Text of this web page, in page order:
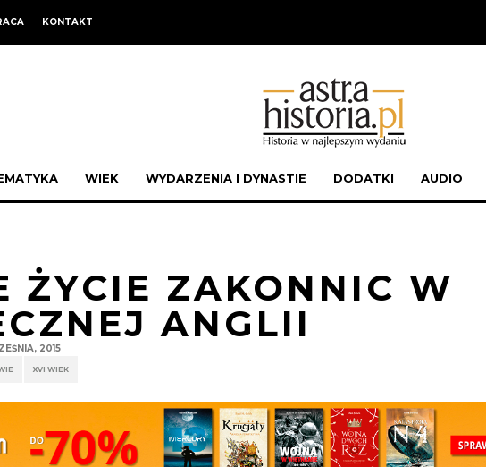
KONTAKT
WIEK WYDARZENIA I DYNASTIE DODATKI AUDIO
ŻYCIE ZAKONNIC W
ANGLII
2015
XVI WIEK